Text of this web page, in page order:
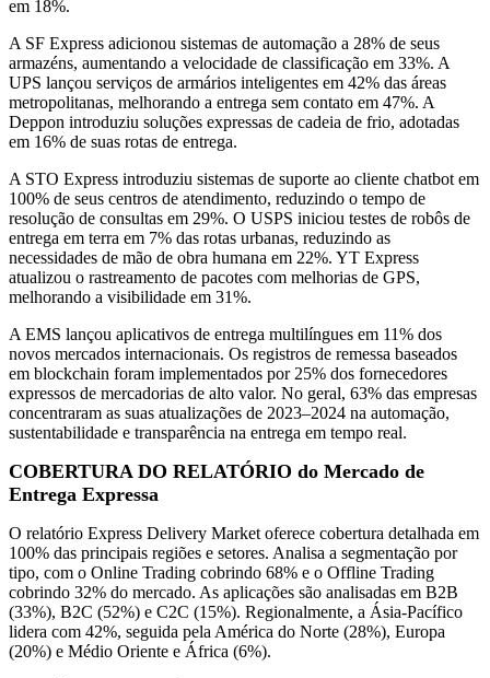
em 18%.
A SF Express adicionou sistemas de automação a 28% de seus
armazéns, aumentando a velocidade de classificação em 33%. A
UPS lançou serviços de armários inteligentes em 42% das áreas
metropolitanas, melhorando a entrega sem contato em 47%. A
Deppon introduziu soluções expressas de cadeia de frio, adotadas
em 16% de suas rotas de entrega.
A STO Express introduziu sistemas de suporte ao cliente chatbot em
100% de seus centros de atendimento, reduzindo o tempo de
resolução de consultas em 29%. O USPS iniciou testes de robôs de
entrega em terra em 7% das rotas urbanas, reduzindo as
necessidades de mão de obra humana em 22%. YT Express
atualizou o rastreamento de pacotes com melhorias de GPS,
melhorando a visibilidade em 31%.
A EMS lançou aplicativos de entrega multilíngues em 11% dos
novos mercados internacionais. Os registros de remessa baseados
em blockchain foram implementados por 25% dos fornecedores
expressos de mercadorias de alto valor. No geral, 63% das empresas
concentraram as suas atualizações de 2023–2024 na automação,
sustentabilidade e transparência na entrega em tempo real.
COBERTURA DO RELATÓRIO do Mercado de
Entrega Expressa
O relatório Express Delivery Market oferece cobertura detalhada em
100% das principais regiões e setores. Analisa a segmentação por
tipo, com o Online Trading cobrindo 68% e o Offline Trading
cobrindo 32% do mercado. As aplicações são analisadas em B2B
(33%), B2C (52%) e C2C (15%). Regionalmente, a Ásia-Pacífico
lidera com 42%, seguida pela América do Norte (28%), Europa
(20%) e Médio Oriente e África (6%).